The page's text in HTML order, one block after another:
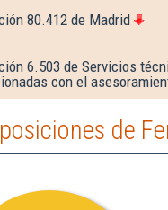
80.412 de Madrid
6.503 de Servicios
con el
de